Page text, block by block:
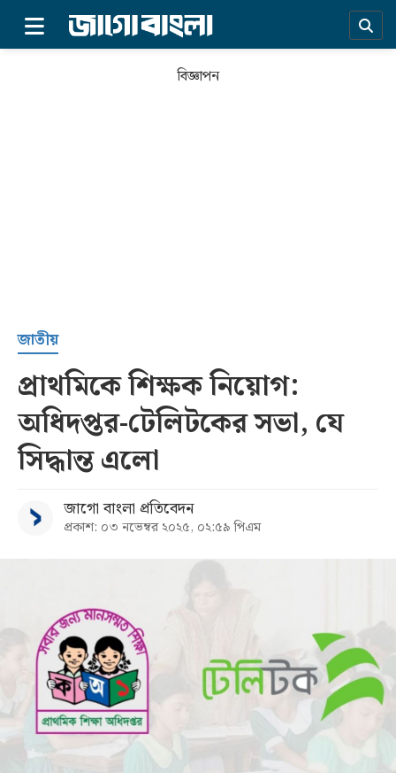
সর্বশেষ
সব
বিভাগ
আর্কাইভ
কনভার্টার
বিজ্ঞাপন
জাতীয়
প্রাথমিকে শিক্ষক নিয়োগ:
অধিদপ্তর-টেলিটকের সভা, যে
সিদ্ধান্ত এলো
জাগো বাংলা প্রতিবেদন
প্রকাশ: ০৩ নভেম্বর ২০২৫, ০২:৫৯ পিএম